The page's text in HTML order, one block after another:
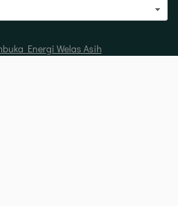
Energi Welas Asih